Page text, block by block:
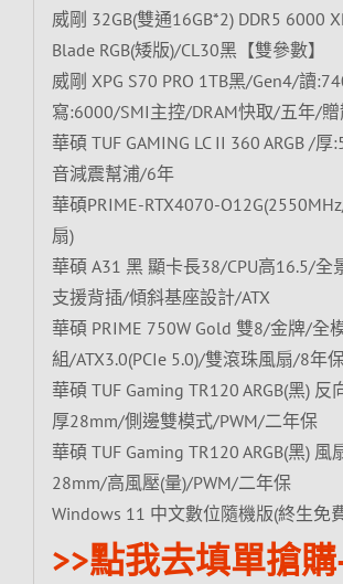
威剛 32GB(雙通16GB*2) DDR5 6000
Blade RGB(矮版)/CL30黑【雙參數】
威剛 XPG S70 PRO 1TB黑/Gen4/讀
寫:6000/SMI主控/DRAM快取/五年/贈
華碩 TUF GAMING LC II 360 ARGB /
音減震幫浦/6年
華碩PRIME-RTX4070-
扇)
華碩 A31 黑 顯卡長38/CPU高16.5/全
支援背插/傾斜基座設計/ATX
華碩 PRIME 750W Gold 雙8/金牌/全
組/ATX3.0(PCIe 5.0)/雙滾珠風扇/8年
華碩 TUF Gaming TR120 ARGB(黑)
厚28mm/側邊雙模式/PWM/二年保
華碩 TUF Gaming TR120 ARGB(黑)
28mm/高風壓(量)/PWM/二年保
Windows 11 中文數位隨機版(終生免
>>點我去填單搶購